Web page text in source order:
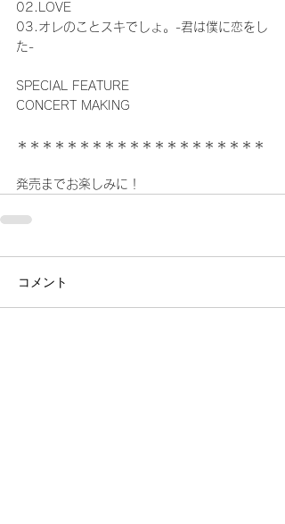
02.LOVE
03.オレのことスキでしょ。-君は僕に恋をし
た-
SPECIAL FEATURE
CONCERT MAKING
＊＊＊＊＊＊＊＊＊＊＊＊＊＊＊＊＊＊＊＊
発売までお楽しみに！
コメント